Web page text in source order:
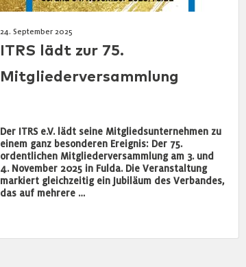
24. September 2025
ITRS lädt zur 75.
Mitgliederversammlung
Der ITRS e.V. lädt seine Mitgliedsunternehmen zu
einem ganz besonderen Ereignis: Der 75.
ordentlichen Mitgliederversammlung am 3. und
4. November 2025 in Fulda. Die Veranstaltung
markiert gleichzeitig ein Jubiläum des Verbandes,
das auf mehrere …